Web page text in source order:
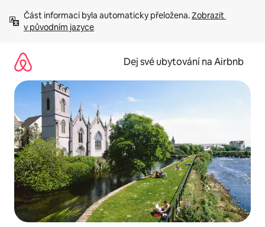
obsah
Část informací byla automaticky přeložena. Zobrazit
v původním jazyce
Dej své ubytování na Airbnb